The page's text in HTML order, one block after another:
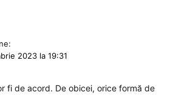
2023 la 19:31
fi de acord. De obicei, orice formă de